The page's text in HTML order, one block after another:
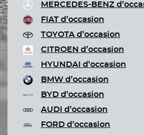
MERCEDES-BENZ
FIAT d’occasion
TOYOTA d’occasion
CITROEN d’occasion
HYUNDAI d’occasion
BMW d’occasion
BYD d’occasion
AUDI d’occasion
FORD d’occasion